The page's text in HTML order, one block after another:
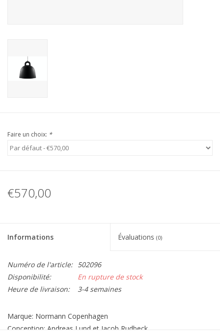
Faire un choix: *
€570,00
Informations Évaluations (0)
Numéro de l'article: 502096
Disponibilité:
En rupture de stock
Heure de livraison:
3-4 semaines
Marque: Normann Copenhagen
Conception: Andreas Lund et Jacob Rudbeck